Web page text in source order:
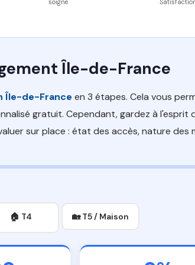
soigné
Île-de-France
Île-de-France en 3 étapes. Cela vous
gratuit. Cependant, gardez à l'esprit
sur place : état des accès, nature des
🏠 T4 🏡 T5 / Maison